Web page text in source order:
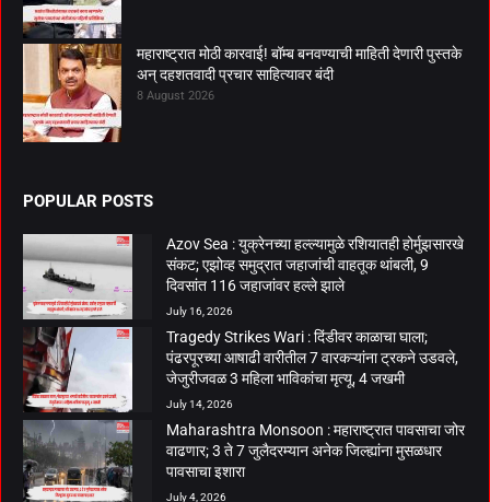
महाराष्ट्रात मोठी कारवाई! बॉम्ब बनवण्याची माहिती देणारी पुस्तके
अन् दहशतवादी प्रचार साहित्यावर बंदी
8 August 2026
POPULAR POSTS
Azov Sea : युक्रेनच्या हल्ल्यामुळे रशियातही होर्मुझसारखे
संकट; एझोव्ह समुद्रात जहाजांची वाहतूक थांबली, 9
दिवसांत 116 जहाजांवर हल्ले झाले
July 16, 2026
Tragedy Strikes Wari : दिंडीवर काळाचा घाला;
पंढरपूरच्या आषाढी वारीतील 7 वारकऱ्यांना ट्रकने उडवले,
जेजुरीजवळ 3 महिला भाविकांचा मृत्यू, 4 जखमी
July 14, 2026
Maharashtra Monsoon : महाराष्ट्रात पावसाचा जोर
वाढणार; 3 ते 7 जुलैदरम्यान अनेक जिल्ह्यांना मुसळधार
पावसाचा इशारा
July 4, 2026